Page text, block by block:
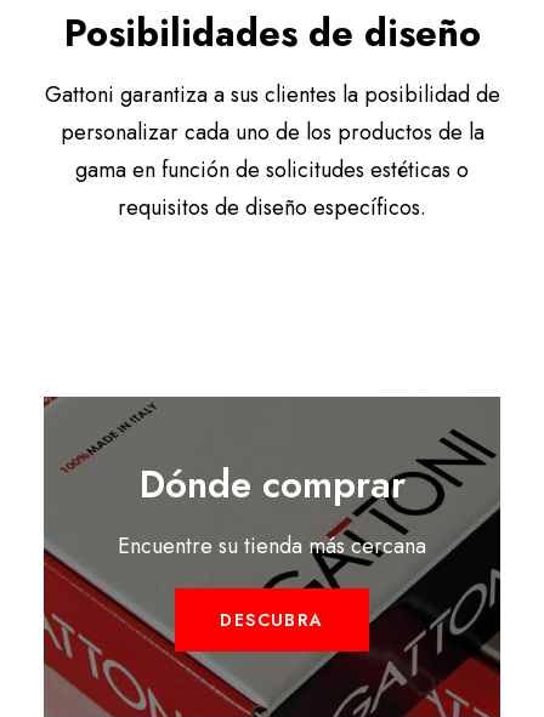
Posibilidades de diseño
Gattoni garantiza a sus clientes la posibilidad de
personalizar cada uno de los productos de la
gama en función de solicitudes estéticas o
requisitos de diseño específicos.
Dónde comprar
Encuentre su tienda más cercana
DESCUBRA